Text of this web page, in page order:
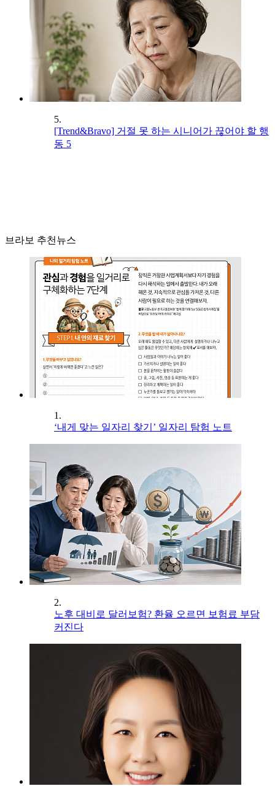
5.
[Trend&Bravo] 거절 못 하는 시니어가 끊어야 할 행
동 5
브라보 추천뉴스
1.
‘내게 맞는 일자리 찾기’ 일자리 탐험 노트
2.
노후 대비로 달러보험? 환율 오르면 보험료 부담
커진다